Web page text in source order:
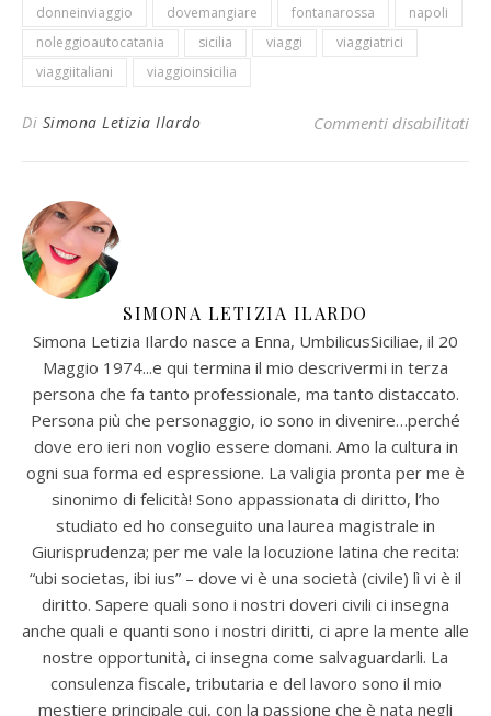
donneinviaggio
dovemangiare fontanarossa
napoli
noleggioautocatania
sicilia viaggi
viaggiatrici
viaggiitaliani
viaggioinsicilia
Di Simona Letizia Ilardo Commenti disabilitatisu
SIMONA LETIZIA ILARDO
Simona Letizia Ilardo nasce a Enna, UmbilicusSiciliae, il 20
Maggio 1974...e qui termina il mio descrivermi in terza
persona che fa tanto professionale, ma tanto distaccato.
Persona più che personaggio, io sono in divenire…perché
dove ero ieri non voglio essere domani. Amo la cultura in
ogni sua forma ed espressione. La valigia pronta per me è
sinonimo di felicità! Sono appassionata di diritto, l’ho
studiato ed ho conseguito una laurea magistrale in
Giurisprudenza; per me vale la locuzione latina che recita:
“ubi societas, ibi ius” – dove vi è una società (civile) lì vi è il
diritto. Sapere quali sono i nostri doveri civili ci insegna
anche quali e quanti sono i nostri diritti, ci apre la mente alle
nostre opportunità, ci insegna come salvaguardarli. La
consulenza fiscale, tributaria e del lavoro sono il mio
mestiere principale cui, con la passione che è nata negli